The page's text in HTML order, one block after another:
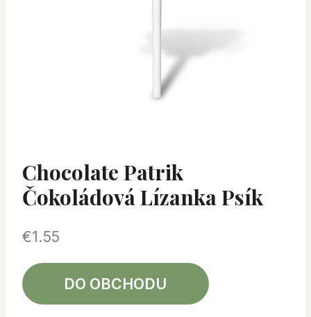
Chocolate Patrik
Čokoládová Lízanka Psík
€1.55
DO OBCHODU